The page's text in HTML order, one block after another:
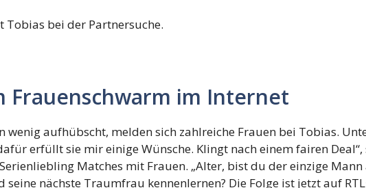
Tobias bei der Partnersuche.
Frauenschwarm im Internet
wenig aufhübscht, melden sich zahlreiche Frauen bei Tobias.
erfüllt sie mir einige Wünsche. Klingt nach einem fairen
Matches mit Frauen. „Alter, bist du der einzige
nächste Traumfrau kennenlernen? Die Folge ist jetzt auf